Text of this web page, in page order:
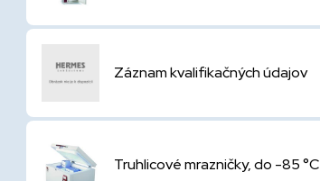
Záznam kvalifikačných údajov
Truhlicové mrazničky, do -85 °C